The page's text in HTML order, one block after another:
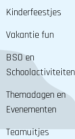
Kinderfeestjes
Vakantie fun
BSO en
Schoolactiviteiten
Themadagen en
Evenementen
Teamuitjes